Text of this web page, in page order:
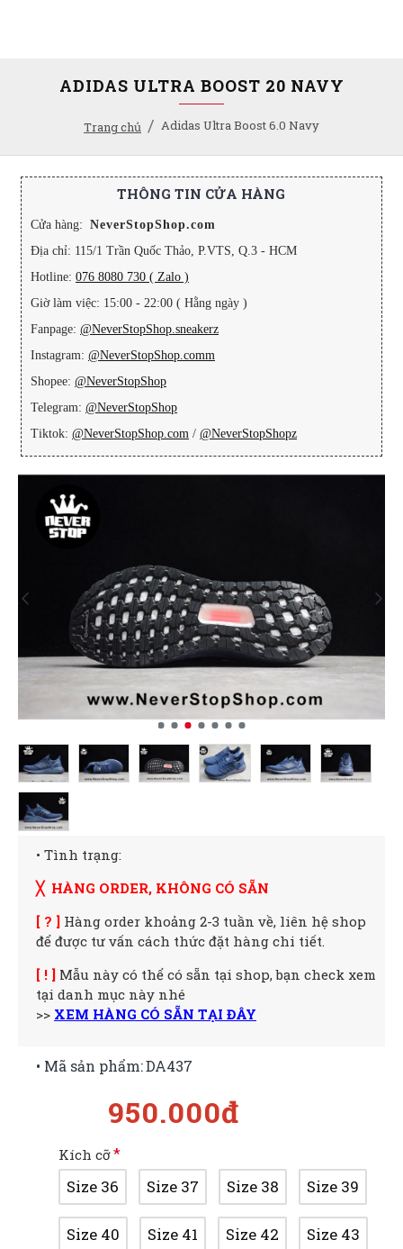
Trang chủ Adidas Ultra Boost 6.0 Navy
ADIDAS ULTRA BOOST 20 NAVY
THÔNG TIN CỬA HÀNG
Cửa hàng: NeverStopShop.com
Địa chỉ: 115/1 Trần Quốc Thảo, P.VTS, Q.3 - HCM
Hotline: 076 8080 730 ( Zalo )
Giờ làm việc: 15:00 - 22:00 ( Hằng ngày )
Fanpage: @NeverStopShop.sneakerz
Instagram: @NeverStopShop.comm
Shopee: @NeverStopShop
Telegram: @NeverStopShop
Tiktok: @NeverStopShop.com / @NeverStopShopz
• Tình trạng:
╳ HÀNG ORDER, KHÔNG CÓ SẴN
[ ? ] Hàng order khoảng 2-3 tuần về, liên hệ shop
để được tư vấn cách thức đặt hàng chi tiết.
[ ! ] Mẫu này có thể có sẵn tại shop, bạn check xem
tại danh mục này nhé
>> XEM HÀNG CÓ SẴN TẠI ĐÂY
950.000đ
• Mã sản phẩm:DA437
Kích cỡ
Size 36 Size 37 Size 38 Size 39
Size 40 Size 41 Size 42 Size 43